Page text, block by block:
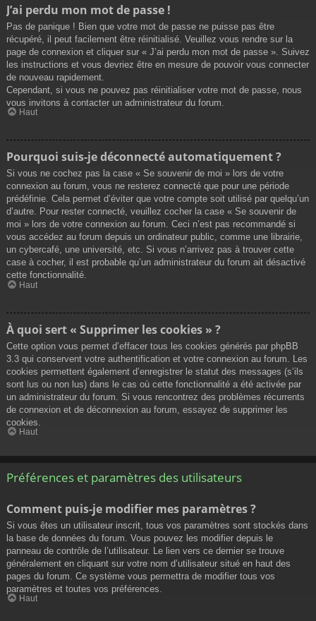
J’ai perdu mon mot de passe !
Pas de panique ! Bien que votre mot de passe ne puisse pas être
récupéré, il peut facilement être réinitialisé. Veuillez vous rendre sur la
page de connexion et cliquer sur « J’ai perdu mon mot de passe ». Suivez
les instructions et vous devriez être en mesure de pouvoir vous connecter
de nouveau rapidement.
Cependant, si vous ne pouvez pas réinitialiser votre mot de passe, nous
vous invitons à contacter un administrateur du forum.
Haut
Pourquoi suis-je déconnecté automatiquement ?
Si vous ne cochez pas la case « Se souvenir de moi » lors de votre
connexion au forum, vous ne resterez connecté que pour une période
prédéfinie. Cela permet d’éviter que votre compte soit utilisé par quelqu’un
d’autre. Pour rester connecté, veuillez cocher la case « Se souvenir de
moi » lors de votre connexion au forum. Ceci n’est pas recommandé si
vous accédez au forum depuis un ordinateur public, comme une librairie,
un cybercafé, une université, etc. Si vous n’arrivez pas à trouver cette
case à cocher, il est probable qu’un administrateur du forum ait désactivé
cette fonctionnalité.
Haut
À quoi sert « Supprimer les cookies » ?
Cette option vous permet d’effacer tous les cookies générés par phpBB
3.3 qui conservent votre authentification et votre connexion au forum. Les
cookies permettent également d’enregistrer le statut des messages (s’ils
sont lus ou non lus) dans le cas où cette fonctionnalité a été activée par
un administrateur du forum. Si vous rencontrez des problèmes récurrents
de connexion et de déconnexion au forum, essayez de supprimer les
cookies.
Haut
Préférences et paramètres des utilisateurs
Comment puis-je modifier mes paramètres ?
Si vous êtes un utilisateur inscrit, tous vos paramètres sont stockés dans
la base de données du forum. Vous pouvez les modifier depuis le
panneau de contrôle de l’utilisateur. Le lien vers ce dernier se trouve
généralement en cliquant sur votre nom d’utilisateur situé en haut des
pages du forum. Ce système vous permettra de modifier tous vos
paramètres et toutes vos préférences.
Haut